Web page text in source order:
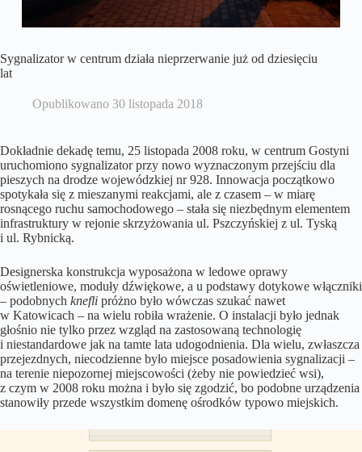
Sygnalizator w centrum działa nieprzerwanie już od dziesięciu
lat
Opublikowano 30 listopada 2018
Dokładnie dekadę temu, 25 listopada 2008 roku, w centrum Gostyni
uruchomiono sygnalizator przy nowo wyznaczonym przejściu dla
pieszych na drodze wojewódzkiej nr 928. Innowacja początkowo
spotykała się z mieszanymi reakcjami, ale z czasem – w miarę
rosnącego ruchu samochodowego – stała się niezbędnym elementem
infrastruktury w rejonie skrzyżowania ul. Pszczyńskiej z ul. Tyską
i ul. Rybnicką.
Designerska konstrukcja wyposażona w ledowe oprawy
oświetleniowe, moduły dźwiękowe, a u podstawy dotykowe włączniki
– podobnych knefli próżno było wówczas szukać nawet
w Katowicach – na wielu robiła wrażenie. O instalacji było jednak
głośnio nie tylko przez wzgląd na zastosowaną technologię
i niestandardowe jak na tamte lata udogodnienia. Dla wielu, zwłaszcza
przejezdnych, niecodzienne było miejsce posadowienia sygnalizacji –
na terenie niepozornej miejscowości (żeby nie powiedzieć wsi),
z czym w 2008 roku można i było się zgodzić, bo podobne urządzenia
stanowiły przede wszystkim domenę ośrodków typowo miejskich.